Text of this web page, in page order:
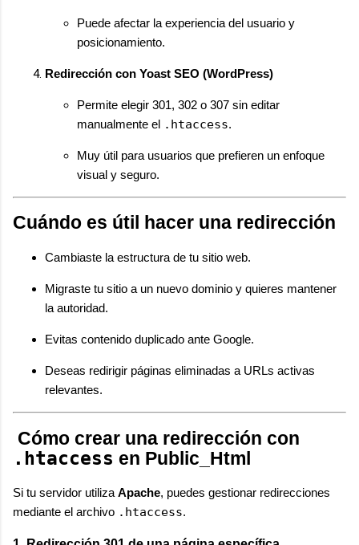
Puede afectar la experiencia del usuario y
posicionamiento.
Redirección con Yoast SEO (WordPress)
Permite elegir 301, 302 o 307 sin editar
manualmente el .htaccess.
Muy útil para usuarios que prefieren un enfoque
visual y seguro.
Cuándo es útil hacer una redirección
Cambiaste la estructura de tu sitio web.
Migraste tu sitio a un nuevo dominio y quieres mantener
la autoridad.
Evitas contenido duplicado ante Google.
Deseas redirigir páginas eliminadas a URLs activas
relevantes.
Cómo crear una redirección con
.htaccess en Public_Html
Si tu servidor utilizaApache, puedes gestionar redirecciones
mediante el archivo .htaccess.